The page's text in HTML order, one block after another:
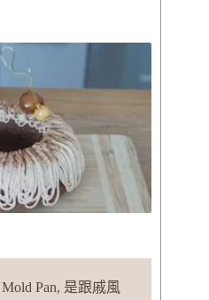
Pan, 是跟戚風